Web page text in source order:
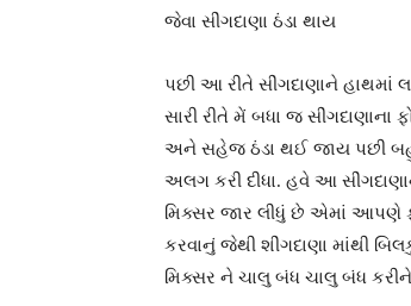
જેવા સીંગદાણા ઠંડા થાય
પછી આ રીતે સીંગદાણાને
સારી રીતે મેં બધા જ
અને સહેજ ઠંડા થઈ જાય પછી બહુ
અલગ કરી દીધા. હવે આ
મિક્સર જાર લીધું છે એમાં આપણે
કરવાનું જેથી શીંગદાણા માંથી
મિક્સર ને ચાલુ બંધ ચાલુ બંધ કરીને